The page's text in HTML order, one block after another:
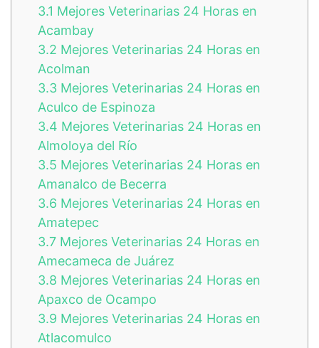
3.1 Mejores Veterinarias 24 Horas en
Acambay
3.2 Mejores Veterinarias 24 Horas en
Acolman
3.3 Mejores Veterinarias 24 Horas en
Aculco de Espinoza
3.4 Mejores Veterinarias 24 Horas en
Almoloya del Río
3.5 Mejores Veterinarias 24 Horas en
Amanalco de Becerra
3.6 Mejores Veterinarias 24 Horas en
Amatepec
3.7 Mejores Veterinarias 24 Horas en
Amecameca de Juárez
3.8 Mejores Veterinarias 24 Horas en
Apaxco de Ocampo
3.9 Mejores Veterinarias 24 Horas en
Atlacomulco